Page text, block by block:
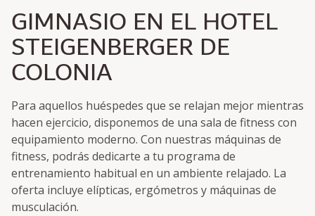
GIMNASIO EN EL HOTEL
STEIGENBERGER DE
COLONIA
Para aquellos huéspedes que se relajan mejor mientras
hacen ejercicio, disponemos de una sala de fitness con
equipamiento moderno. Con nuestras máquinas de
fitness, podrás dedicarte a tu programa de
entrenamiento habitual en un ambiente relajado. La
oferta incluye elípticas, ergómetros y máquinas de
musculación.